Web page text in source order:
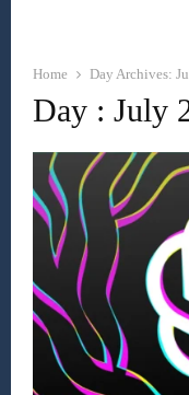
Home Day Archives:
Day : July